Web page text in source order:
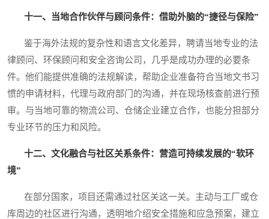
十一、当地合作伙伴与顾问条件：借助外脑的“捷径与保险”
鉴于海外法规的复杂性和语言文化差异，聘请当地专业的法
律顾问、环保顾问和安全咨询公司，几乎是成功办理的必要条
件。他们能提供准确的法规解读，帮助企业准备符合当地文书习
惯的申请材料，代理与政府部门的沟通，并在现场核查前进行预
审。与当地可靠的物流公司、仓储企业建立合作，也能分担部分
专业环节的压力和风险。
十二、文化融合与社区关系条件：营造可持续发展的“软环
境”
在部分国家，项目还需通过社区关这一关。主动与工厂或仓
库周边的社区进行沟通，透明地介绍安全措施和应急预案，建立